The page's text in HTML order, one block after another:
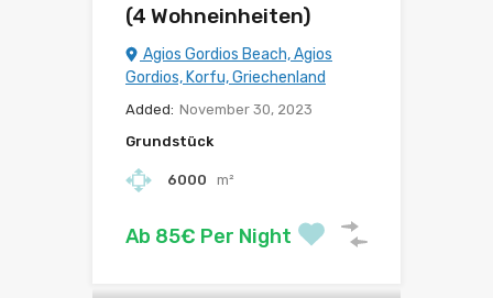
(4 Wohneinheiten)
Agios Gordios Beach, Agios
Gordios, Korfu, Griechenland
Added: November 30, 2023
Grundstück
6000 m²
Ab 85€ Per Night